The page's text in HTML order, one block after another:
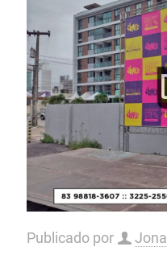
Publicado por